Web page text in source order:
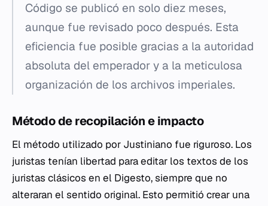
Código se publicó en solo diez meses,
aunque fue revisado poco después. Esta
eficiencia fue posible gracias a la autoridad
absoluta del emperador y a la meticulosa
organización de los archivos imperiales.
Método de recopilación e impacto
El método utilizado por Justiniano fue riguroso. Los
juristas tenían libertad para editar los textos de los
juristas clásicos en el Digesto, siempre que no
alteraran el sentido original. Esto permitió crear una